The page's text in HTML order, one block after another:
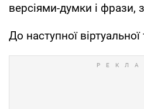
версіями-думки і фрази,
До наступної віртуальної